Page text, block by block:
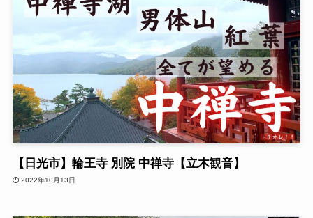
【日光市】輪王寺 別院 中禅寺【立木観音】
2022年10月13日